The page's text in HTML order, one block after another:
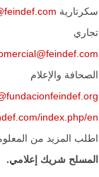
سكرتارية
تجاري
الصحافة والإعلام
index.php/en
اطلب المزيد من
المسلح شريك إعلامي.